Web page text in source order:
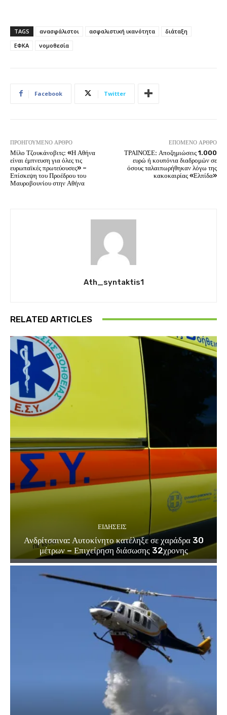
TAGS ανασφάλιστοι ασφαλιστική ικανότητα
διάταξη
ΕΦΚΑ
νομοθεσία
Facebook Twitter
ΠΡΟΗΓΟΎΜΕΝΟ ΆΡΘΡΟ
Μίλο Τζουκάνοβιτς: «Η Αθήνα
είναι έμπνευση για όλες τις
ευρωπαϊκές πρωτεύουσες» –
Επίσκεψη του Προέδρου του
Μαυροβουνίου στην Αθήνα
ΕΠΌΜΕΝΟ ΆΡΘΡΟ
ΤΡΑΙΝΟΣΕ: Αποζημιώσεις 1.000
ευρώ ή κουπόνια διαδρομών σε
όσους ταλαιπωρήθηκαν λόγω της
κακοκαιρίας «Ελπίδα»
Ath_syntaktis1
RELATED ARTICLES
ΕΙΔΗΣΕΙΣ
Ανδρίτσαινα: Αυτοκίνητο κατέληξε σε χαράδρα 30
μέτρων – Επιχείρηση διάσωσης 32χρονης